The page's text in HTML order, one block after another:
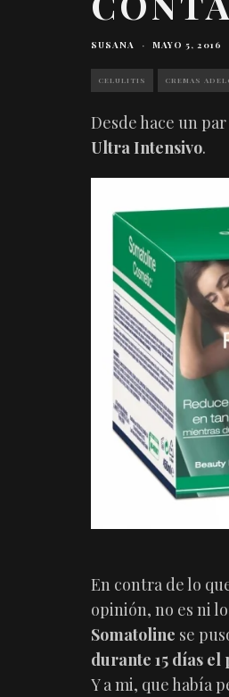
SUSANA · MAYO 5, 2016
CELULITIS CREMAS
Desde hace un
Ultra Intensivo.
En contra de lo
opinión, no es ni
Somatoline se
durante 15 días
Y a mi, que había